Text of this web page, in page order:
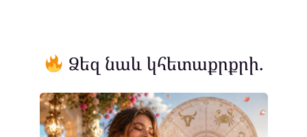
Ձեզ նաև կհետաքրքրի.